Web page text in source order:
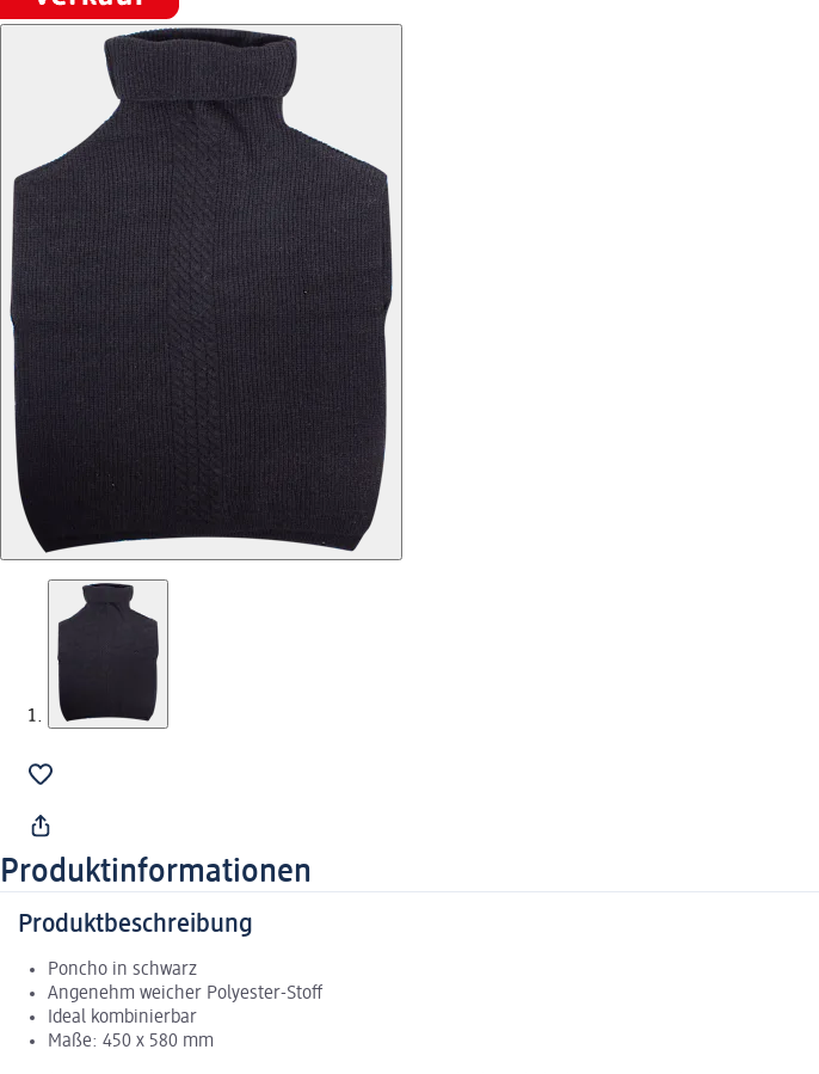
Produktinformationen
Produktbeschreibung
Poncho in schwarz
Angenehm weicher Polyester-Stoff
Ideal kombinierbar
Maße: 450 x 580 mm